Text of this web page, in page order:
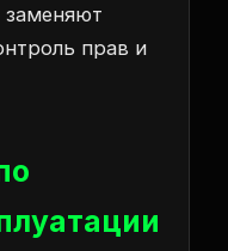
заменяют
прав и